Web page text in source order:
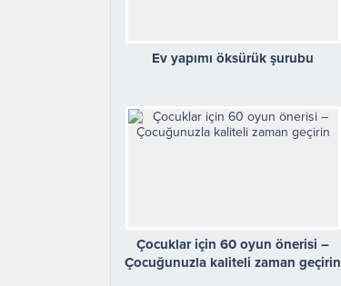
Ev yapımı öksürük şurubu
Çocuklar için 60 oyun önerisi –
Çocuğunuzla kaliteli zaman geçirin